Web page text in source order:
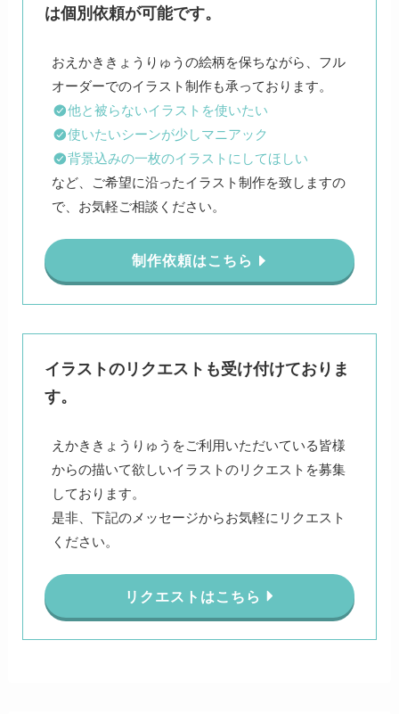
は個別依頼が可能です。
おえかききょうりゅうの絵柄を保ちながら、フル
他と被らないイラストを使いたい
使いたいシーンが少しマニアック
背景込みの一枚のイラストにしてほしい
など、ご希望に沿ったイラスト制作を致しますの
で、お気軽ご相談ください。
制作依頼はこちら
イラストのリクエストも受け付けておりま
す。
えかききょうりゅうをご利用いただいている皆様
からの描いて欲しいイラストのリクエストを募集
しております。
是非、下記のメッセージからお気軽にリクエスト
ください。
リクエストはこちら